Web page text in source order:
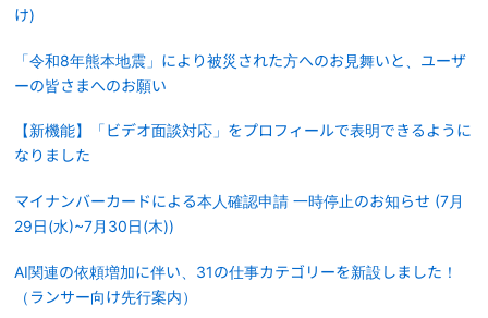
け)
「令和8年熊本地震」により被災された方へのお見舞いと、ユーザ
ーの皆さまへのお願い
【新機能】「ビデオ面談対応」をプロフィールで表明できるように
なりました
マイナンバーカードによる本人確認申請 一時停止のお知らせ (7月
29日(水)~7月30日(木))
AI関連の依頼増加に伴い、31の仕事カテゴリーを新設しました！
（ランサー向け先行案内）